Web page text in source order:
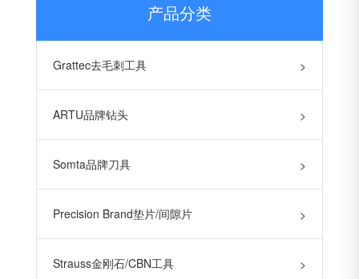
产品分类
Grattec去毛刺工具 >
ARTU品牌钻头 >
Somta品牌刀具 >
Precision Brand垫片/间隙片 >
Strauss金刚石/CBN工具 >